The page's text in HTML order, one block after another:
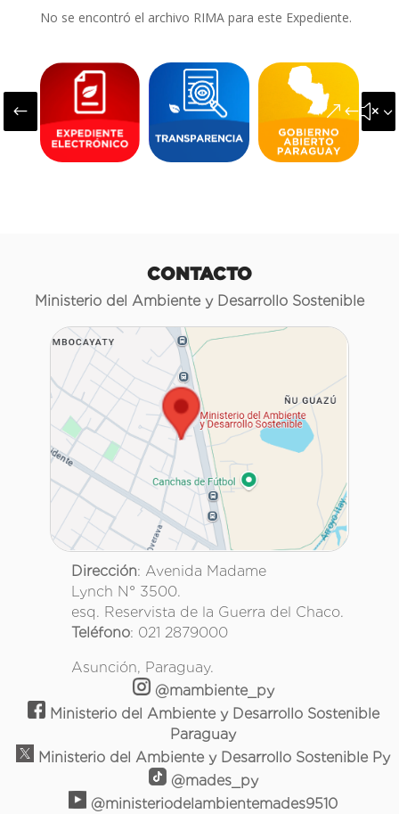
No se encontró el archivo RIMA para este Expediente.
#
CONTACTO
Ministerio del Ambiente y Desarrollo Sostenible
Dirección: Avenida Madame
Lynch N° 3500.
esq. Reservista de la Guerra del Chaco.
Teléfono: 021 2879000
Asunción, Paraguay.
@mambiente_py
Ministerio del Ambiente y Desarrollo Sostenible
Paraguay
Ministerio del Ambiente y Desarrollo Sostenible Py
@mades_py
@ministeriodelambientemades9510